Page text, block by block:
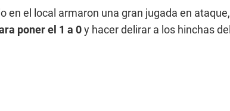
el local armaron una gran jugada en ataque,
poner el 1 a 0y hacer delirar a los hinchas del